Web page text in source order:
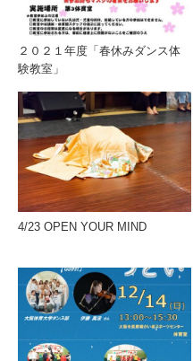
２０２１年度「春休みダンス体
験教室」
4/23 OPEN YOUR MIND